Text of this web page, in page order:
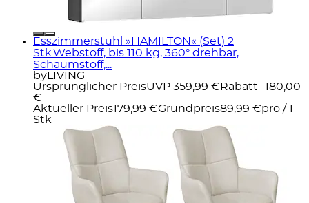
Esszimmerstuhl »HAMILTON« (Set) 2
Stk.Webstoff, bis 110 kg, 360° drehbar,
Schaumstoff,...
byLIVING
Ursprünglicher PreisUVP 359,99 € Rabatt- 180,00
€
Aktueller Preis179,99 €Grundpreis89,99 €pro / 1
Stk